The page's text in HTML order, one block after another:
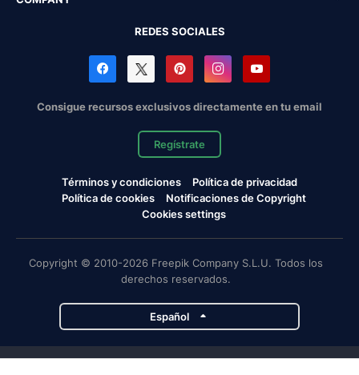
REDES SOCIALES
Consigue recursos exclusivos directamente en tu email
Regístrate
Términos y condiciones
Política de privacidad
Política de cookies
Notificaciones de Copyright
Cookies settings
Copyright © 2010-2026 Freepik Company S.L.U. Todos los
derechos reservados.
Español